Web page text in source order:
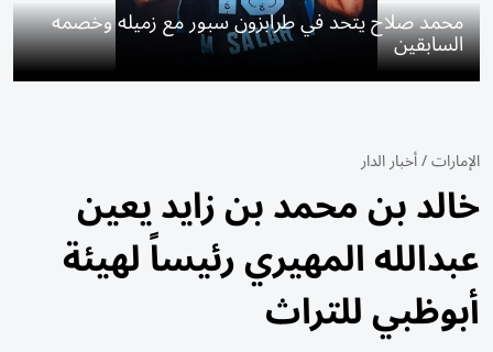
محمد صلاح يتحد في طرابزون سبور مع زميله وخصمه
السابقين
الإمارات/أخبار الدار
خالد بن محمد بن زايد يعين
عبدالله المهيري رئيساً لهيئة
أبوظبي للتراث